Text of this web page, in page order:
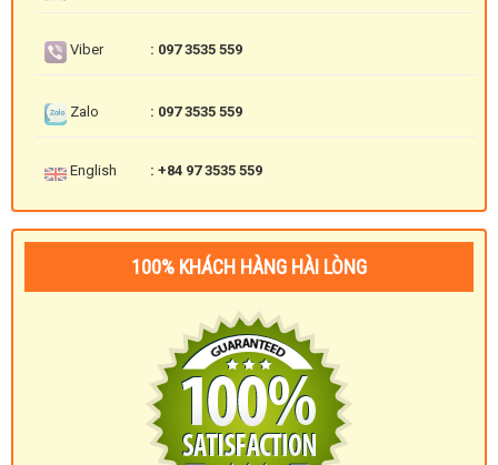
Viber : 097 3535 559
Zalo : 097 3535 559
English : +84 97 3535 559
100% KHÁCH HÀNG HÀI LÒNG